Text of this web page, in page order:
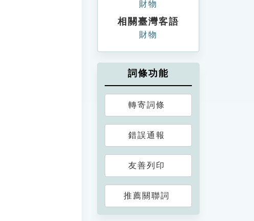
財物
相關臺灣客語
財物
詞條功能
轉寄詞條
錯誤通報
友善列印
推薦關聯詞